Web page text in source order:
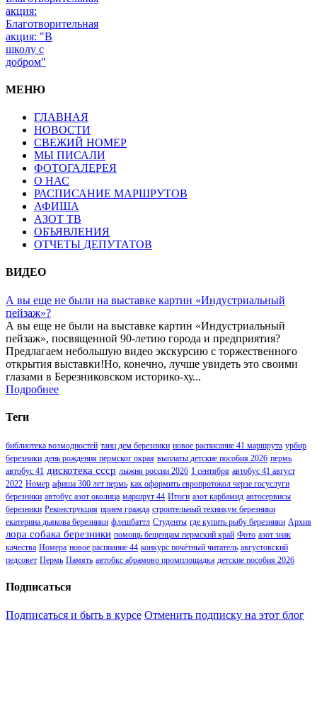
Благотворительная
акция: "В
школу с
добром"
МЕНЮ
ГЛАВНАЯ
НОВОСТИ
СВЕЖИЙ НОМЕР
МЫ ПИСАЛИ
ФОТОГАЛЕРЕЯ
О НАС
РАСПИСАНИЕ МАРШРУТОВ
АФИША
АЗОТ ТВ
ОБЪЯВЛЕНИЯ
ОТЧЕТЫ ДЕПУТАТОВ
ВИДЕО
А вы еще не были на выставке картин «Индустриальный
пейзаж»?
А вы еще не были на выставке картин «Индустриальный
пейзаж», посвященной 90-летию города и предприятия?
Предлагаем небольшую видео экскурсию с торжественного
открытия выставки!Но, конечно, лучше увидеть это своими
глазами в Березниковском историко-ху...
Подробнее
Теги
библиотека возмодностей танц дем березники новое расписание 41 маршрута урбир
березники день рождения пермског окрая выплаты детские пособия 2026 пермь
автобус 41 дискотека ссср лыжня россии 2026 1 сентября автобус 41 август
2022 Номер афиша 300 лет пермь как оформить европротокол черзе госуслуги
березники автобус азот околица маршрут 44 Итоги азот карбамид автосервисы
березники Реконструкция прием гражда строительный техникум березники
екатерина дьякова березники флешбаттл Студенты где купить рыбу березники Архив
лора собака березники помощь бещенцам пермский край Фото азот знак
качества Номера новое распиание 44 конкурс почётный читатель августовский
педсовет Пермь Память автобкс абрамово промплощадка детские пособия 2026
Подписаться
Подписаться и быть в курсе Отменить подписку на этот блог